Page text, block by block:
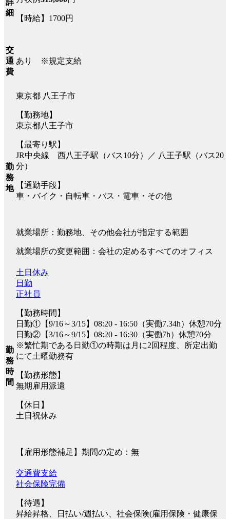
詳
細
【時給】1700円
交
通
費
あり ※規定支給
勤
務
地
東京都 八王子市
【勤務地】
東京都八王子市
【最寄り駅】
JR中央線 西八王子駅（バス10分）／ 八王子駅（バス20
分）
【通勤手段】
車・バイク・自転車・バス・電車・その他
就業場所：勤務地、その他会社が指定する範囲
就業場所の変更範囲：会社の定めるすべてのオフィス
勤
務
時
間
土日休み
日勤
正社員
【勤務時間】
日勤①【9/16～3/15】08:20 - 16:50（実働7.34h）休憩70分
日勤②【3/16～9/15】08:20 - 16:30（実働7h）休憩70分
※繁忙期である日勤①の時期は月に2回程度、所定出勤
にて土曜勤務有
【勤務形態】
無期雇用派遣
【休日】
土日祝休み
【雇用形態補足】期間の定め：無
交通費支給
社会保険完備
【待遇】
昇給昇格、日払い/週払い、社会保険(雇用保険・健康保